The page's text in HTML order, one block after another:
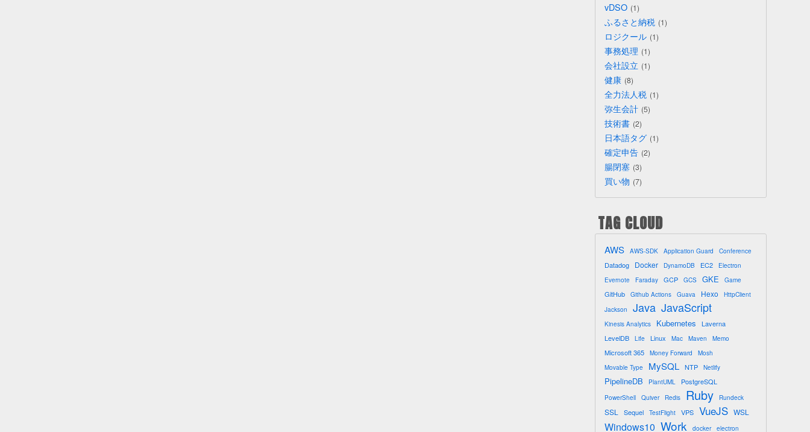
vDSO 1
ふるさと納税 1
ロジクール 1
事務処理 1
会社設立 1
健康 8
全力法人税 1
弥生会計 5
技術書 2
日本語タグ 1
確定申告 2
腸閉塞 3
買い物 7
TAG CLOUD
AWS AWS-SDK Application Guard Conference
Datadog Docker DynamoDB EC2
Electron
Evernote
Faraday GCP GCS GKE Game
GitHub Github Actions Guava Hexo
HttpClient
Jackson
Java JavaScript
Kinesis Analytics Kubernetes
Laverna
LevelDB
Life Linux Mac Maven Memo
Microsoft 365 Money Forward
Mosh
Movable Type
MySQL NTP Netlify
PipelineDB PlantUML PostgreSQL
PowerShell Quiver Redis Ruby Rundeck
SSL Sequel TestFlight VPS VueJS WSL
Windows10 Work docker electron